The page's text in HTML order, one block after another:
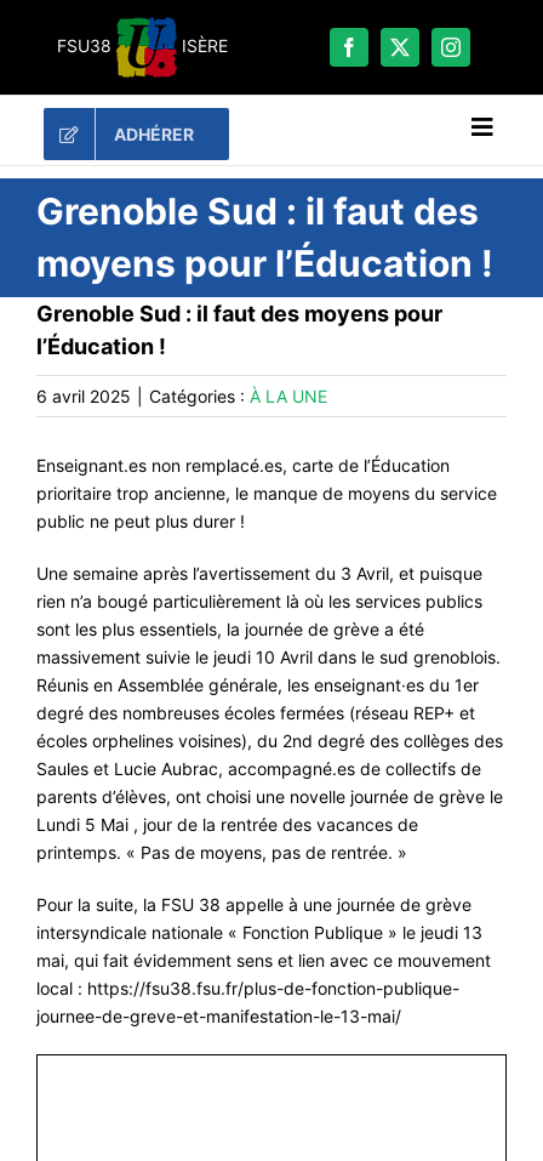
FSU38 ISÈRE
ADHÉRER
RECHERCHER:
LES UNES
#ACTUALITÉS
DOSSIERS
CONTACT
#VOS ÉLUES
#FORMATION
#COMMUNIQUÉS
#ÉLECTIONS
#MÉDIAS
#DÉBATS
#PRESSE
Grenoble Sud : il faut des
moyens pour l’Éducation !
Grenoble Sud : il faut des moyens pour
l’Éducation !
6 avril 2025 Catégories : À LA UNE
Enseignant.es non remplacé.es, carte de l’Éducation
prioritaire trop ancienne, le manque de moyens du service
public ne peut plus durer !
Une semaine après l’avertissement du 3 Avril, et puisque
rien n’a bougé particulièrement là où les services publics
sont les plus essentiels, la journée de grève a été
massivement suivie le jeudi 10 Avril dans le sud grenoblois.
Réunis en Assemblée générale, les enseignant·es du 1er
degré des nombreuses écoles fermées (réseau REP+ et
écoles orphelines voisines), du 2nd degré des collèges des
Saules et Lucie Aubrac, accompagné.es de collectifs de
parents d’élèves, ont choisi une novelle journée de grève le
Lundi 5 Mai , jour de la rentrée des vacances de
printemps. « Pas de moyens, pas de rentrée. »
Pour la suite, la FSU 38 appelle à une journée de grève
intersyndicale nationale « Fonction Publique » le jeudi 13
mai, qui fait évidemment sens et lien avec ce mouvement
local : https://fsu38.fsu.fr/plus-de-fonction-publique-
journee-de-greve-et-manifestation-le-13-mai/